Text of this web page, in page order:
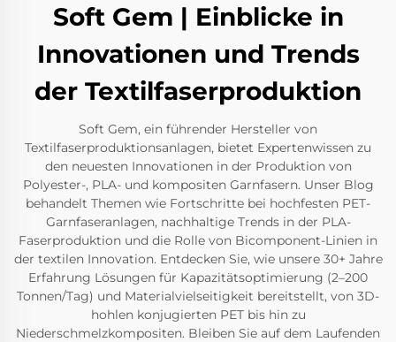
Soft Gem | Einblicke in
Innovationen und Trends
der Textilfaserproduktion
Soft Gem, ein führender Hersteller von
Textilfaserproduktionsanlagen, bietet Expertenwissen zu
den neuesten Innovationen in der Produktion von
Polyester-, PLA- und kompositen Garnfasern. Unser Blog
behandelt Themen wie Fortschritte bei hochfesten PET-
Garnfaseranlagen, nachhaltige Trends in der PLA-
Faserproduktion und die Rolle von Bicomponent-Linien in
der textilen Innovation. Entdecken Sie, wie unsere 30+ Jahre
Erfahrung Lösungen für Kapazitätsoptimierung (2–200
Tonnen/Tag) und Materialvielseitigkeit bereitstellt, von 3D-
hohlen konjugierten PET bis hin zu
Niederschmelzkompositen. Bleiben Sie auf dem Laufenden